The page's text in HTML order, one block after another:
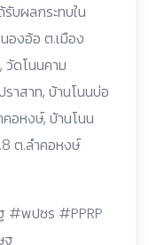
บผลกระทบใน
องอ้อ ต.เมือง
วัดโนนคาม
ราสาท, บ้านโนนบ่อ
อหงษ์, บ้านโนน
ต.ลำคอหงษ์
#พปชร #PPRP
ฐ